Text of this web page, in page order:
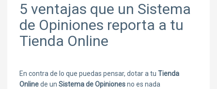
5 ventajas que un Sistema
de Opiniones reporta a tu
Tienda Online
En contra de lo que puedas pensar, dotar a tu Tienda
Onlinede un Sistema de Opinionesno es nada